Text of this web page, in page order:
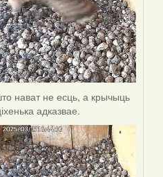
нават не есць, а крычыць
адказвае.